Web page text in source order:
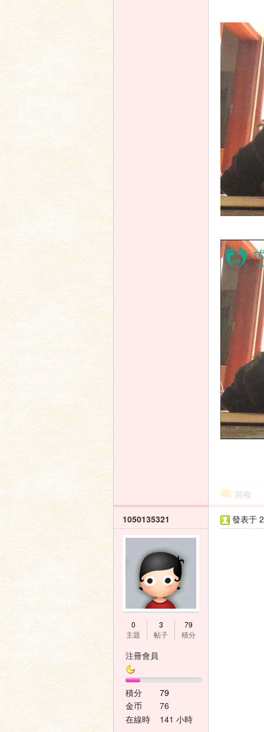
回複
1050135321
0
主題
3
帖子
79
積分
注冊會員
積分
79
金币
76
在線時
141 小時
發表于